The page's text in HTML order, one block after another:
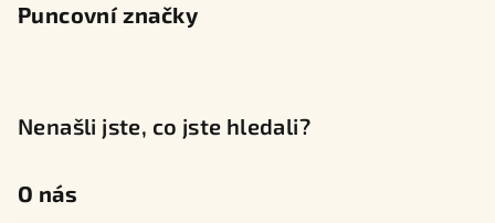
Puncovní značky
Nenašli jste, co jste hledali?
O nás